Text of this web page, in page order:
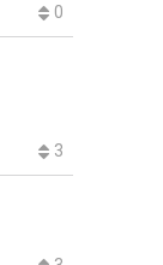
0
3